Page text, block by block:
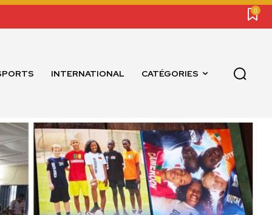
0
INTERNATIONAL CATÉGORIES